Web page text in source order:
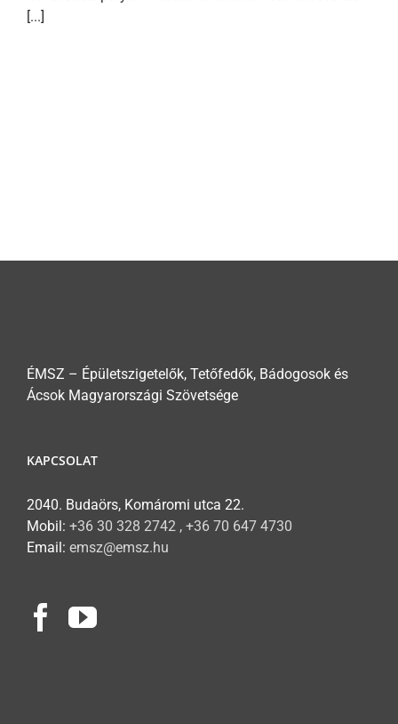
[...]
ÉMSZ – Épületszigetelők, Tetőfedők, Bádogosok és
Ácsok Magyarországi Szövetsége
KAPCSOLAT
2040. Budaörs, Komáromi utca 22.
Mobil: +36 30 328 2742 , +36 70 647 4730
Email: emsz@emsz.hu